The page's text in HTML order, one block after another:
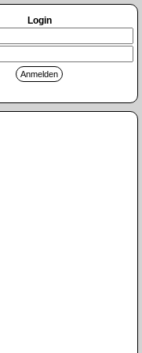
Login